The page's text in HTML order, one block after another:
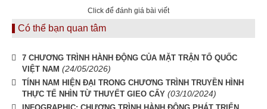
Click để đánh giá bài viết
Có thể bạn quan tâm
7 CHƯƠNG TRÌNH HÀNH ĐỘNG CỦA MẶT TRẬN TỔ QUỐC
VIỆT NAM (24/05/2026)
TÍNH NAM HIỆN ĐẠI TRONG CHƯƠNG TRÌNH TRUYỀN HÌNH
THỰC TẾ NHÌN TỪ THUYẾT GIEO CẤY (03/10/2024)